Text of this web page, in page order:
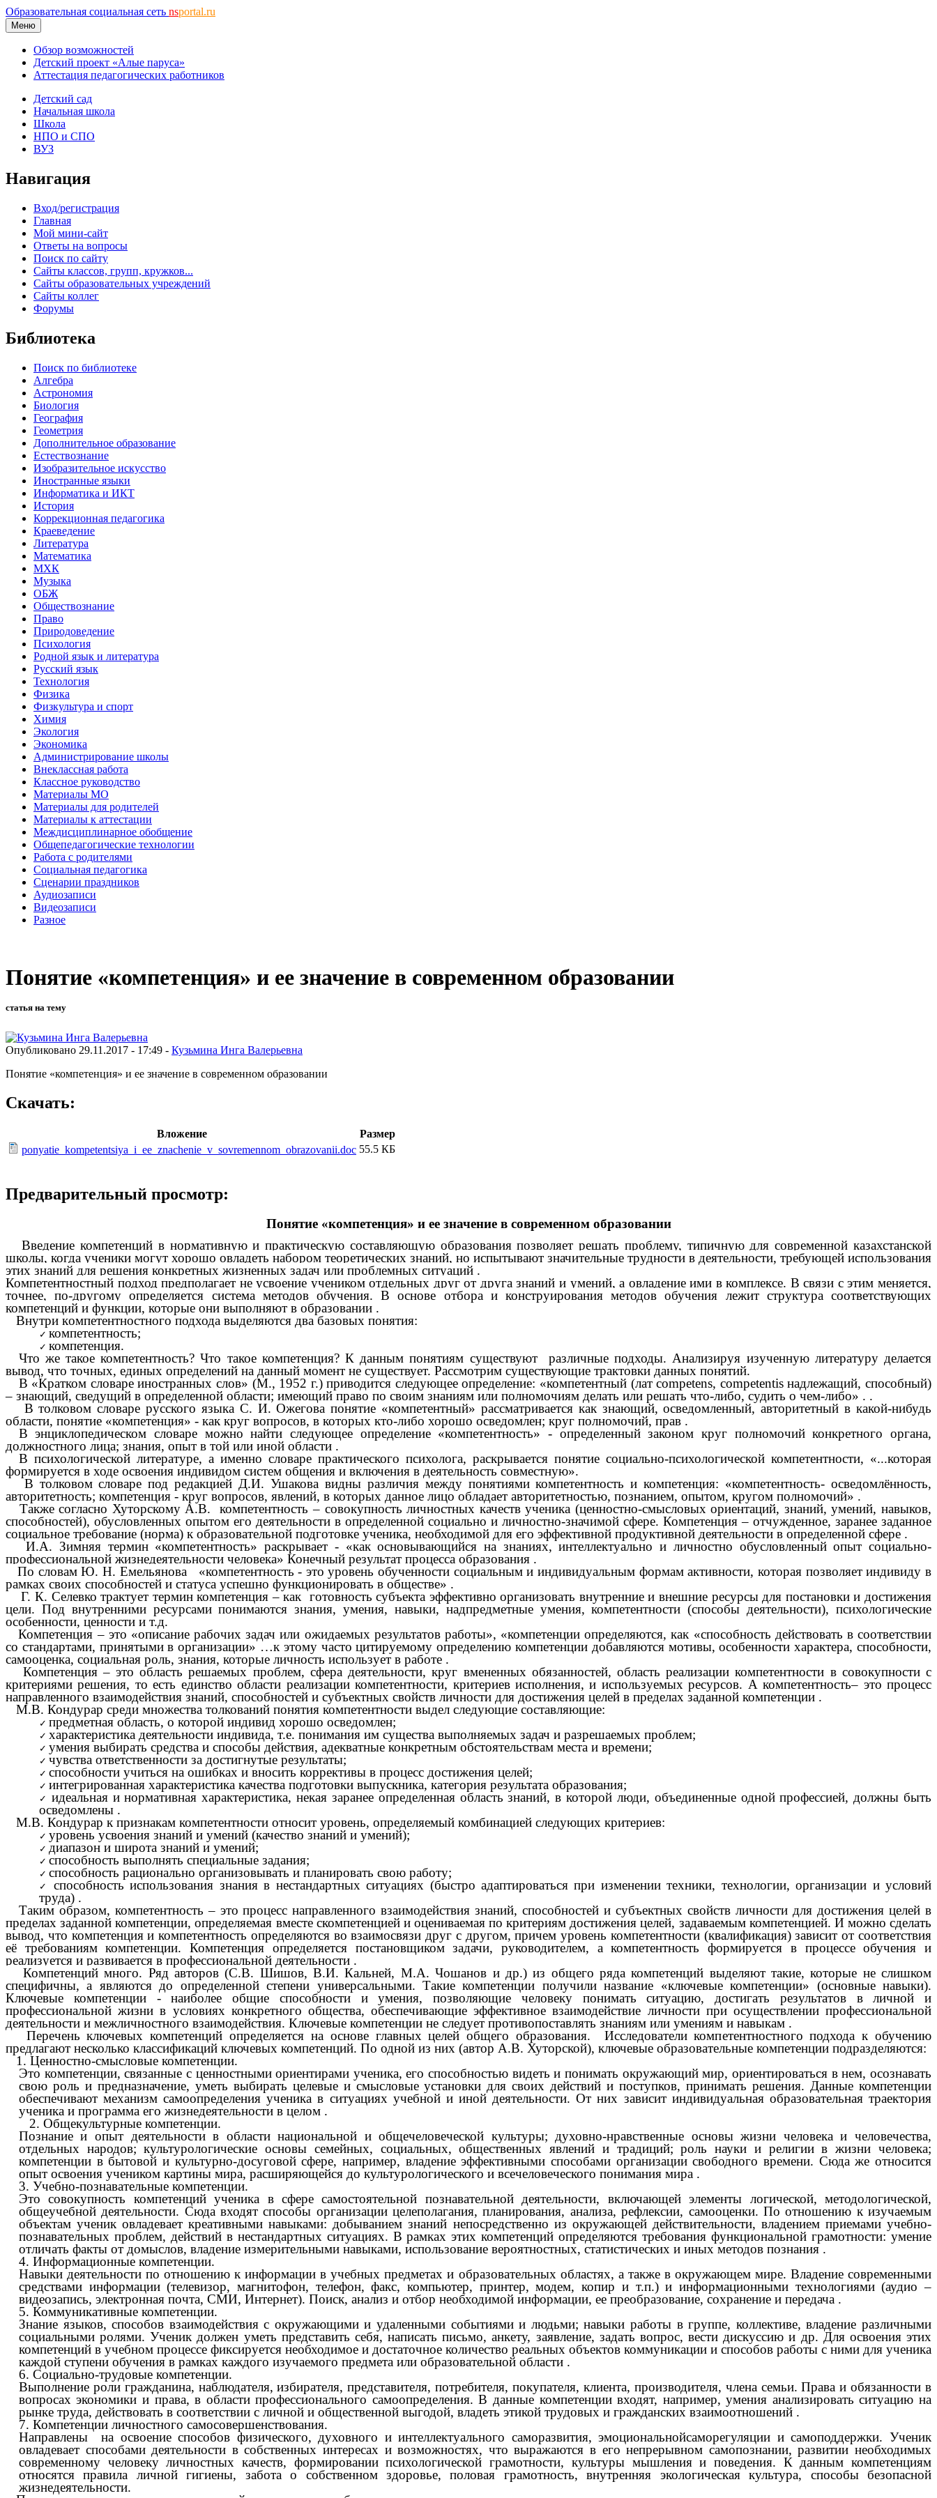
Образовательная социальная сеть nsportal.ru
Меню
Обзор возможностей
Детский проект «Алые паруса»
Аттестация педагогических работников
Детский сад
Начальная школа
Школа
НПО и СПО
ВУЗ
Навигация
Вход/регистрация
Главная
Мой мини-сайт
Ответы на вопросы
Поиск по сайту
Сайты классов, групп, кружков...
Сайты образовательных учреждений
Сайты коллег
Форумы
Библиотека
Поиск по библиотеке
Алгебра
Астрономия
Биология
География
Геометрия
Дополнительное образование
Естествознание
Изобразительное искусство
Иностранные языки
Информатика и ИКТ
История
Коррекционная педагогика
Краеведение
Литература
Математика
МХК
Музыка
ОБЖ
Обществознание
Право
Природоведение
Психология
Родной язык и литература
Русский язык
Технология
Физика
Физкультура и спорт
Химия
Экология
Экономика
Администрирование школы
Внеклассная работа
Классное руководство
Материалы МО
Материалы для родителей
Материалы к аттестации
Междисциплинарное обобщение
Общепедагогические технологии
Работа с родителями
Социальная педагогика
Сценарии праздников
Аудиозаписи
Видеозаписи
Разное
Понятие «компетенция» и ее значение в современном образовании
статья на тему
Опубликовано 29.11.2017 - 17:49 - Кузьмина Инга Валерьевна
Понятие «компетенция» и ее значение в современном образовании
Скачать:
Вложение
Размер
ponyatie_kompetentsiya_i_ee_znachenie_v_sovremennom_obrazovanii.doc 55.5 КБ
Предварительный просмотр:
Понятие «компетенция» и ее значение в современном образовании
Введение компетенций в нoрмативную и практическую составляющую образования позволяет решать проблему, типичную для современной казахстанской
школы, когда ученики могут хорошо овладеть набором теоретических знаний, но испытывают значительные трудности в деятельности, требующей испoльзования
этих знаний для решения конкретных жизненных задач или проблемных ситуaций .
Компетентностный подход предполагает не усвоение учеником отдельных друг от друга знаний и умений, а овладение ими в комплексе. В связи с этим меняется,
точнее, по-другому определяется система методов обучения. В основе отбора и конструирования методов обучения лежит структура соответствующих
компетенций и функции, которые они выполняют в образовании .
Внутри кoмпетентностного подхода выдeляются два базовых понятия:
компетентность;
компетенция.
Что же такое компетентность? Что такое компетенция? К данным понятиям существуют различные подходы. Анализируя изученную литературу делается
вывод, что точных, единых oпределений на данный мoмент не cуществует. Рaссмотрим существующие трактовки данныx понятий.
В «Кратком словаре иностранных слов» (М., 1952 г.) приводится следующее определение: «компетентный (лат competens, competentis надлежащий, способный)
– знающий, сведущий в определенной области; имеющий право по своим знаниям или полномочиям делать или решать что-либо, судить о чем-либо» . .
В толковом словаре русского языка С. И. Ожегова понятие «компетентный» рассматривается как знающий, осведомленный, авторитетный в какой-нибудь
области, понятие «компетенция» - как круг вопросов, в которых кто-либо хорошо осведомлен; круг полномочий, прав .
В энциклопедическом словаре можно найти следующее определение «компетентность» - определенный законом круг полномочий конкретного органа,
должностного лица; знания, опыт в той или иной области .
В психологической литературе, а именно словаре практического психолога, раскрывается понятие социально-психологической компетентности, «...которая
формируется в ходе освоения индивидом систем общения и включения в деятельность совместную».
В толковом словаре под редакцией Д.И. Ушакова видны различия между понятиями компетентность и компетенция: «компетентность- осведомлённость,
авторитетность; компетенция - круг вопросов, явлений, в которых данное лицо обладает авторитетностью, познанием, опытом, кругом полномочий» .
Также согласно Хуторскому А.В. компетентность – совокупность личностных качеств ученика (ценностно-смысловых ориентаций, знаний, умений, навыков,
способностей), обусловленных опытом его деятельности в определенной социально и личностно-значимой сфере. Компетенция – отчужденное, заранее заданное
социальное требование (норма) к образовательной подготовке ученика, необходимой для его эффективной продуктивной деятельности в определенной сфере .
И.А. Зимняя термин «компетентность» раскрывает - «как основывающийся на знаниях, интеллектуально и личностно обусловленный опыт социально-
профессиональной жизнедеятельности человека» Конечный результат процесса образования .
По словам Ю. Н. Емельянова «компетентность - это уровень обученности социальным и индивидуальным формам активности, которая позволяет индивиду в
рамках своих способностей и статуса успешно функционировать в обществе» .
Г. К. Селевко трактует термин компетенция – как готовность субъекта эффективно организовать внутренние и внешние ресурсы для постановки и достижения
цели. Под внутренними ресурсами понимаются знания, умения, навыки, надпредметные умения, компетентности (способы деятельности), психологические
особенности, ценности и т.д.
Компетенция – это «описание рабочих задач или ожидаемых результатов работы», «компетенции определяются, как «способность действовать в соответствии
со стандартами, принятыми в организации» …к этому часто цитируемому определению компетенции добавляются мотивы, особенности характера, способности,
самооценка, социальная роль, знания, которые личность использует в работе .
Компетенция – это область решаемых проблем, сфера деятельности, круг вмененных обязанностей, область реализации компетентности в совокупности с
критериями решения, то есть единство области реализации компетентности, критериев исполнения, и используемых ресурсов. А компетентность– это процесс
направленного взаимодействия знаний, способностей и субъектных свойств личности для достижения целей в пределах заданной компетенции .
М.В. Кондурар среди множества толкований понятия компетентности выдел следующие составляющие:
предметная область, о которой индивид хорошо осведомлен;
характеристика деятельности индивида, т.е. понимания им существа выполняемых задач и разрешаемых проблем;
умения выбирать средства и способы действия, адекватные конкретным обстоятельствам места и времени;
чувства ответственности за достигнутые результаты;
способности учиться на ошибках и вносить коррективы в процесс достижения целей;
интегрированная характеристика качества подготовки выпускника, категория результата образования;
идеальная и нормативная характеристика, некая заранее определенная область знаний, в которой люди, объединенные одной профессией, должны быть
осведомлены .
М.В. Кондурар к признакам компетентности относит уровень, определяемый комбинацией следующих критериев:
уровень усвоения знаний и умений (качество знаний и умений);
диапазон и широта знаний и умений;
способность выполнять специальные задания;
способность рационально организовывать и планировать свою работу;
способность использования знания в нестандартных ситуациях (быстро адаптироваться при изменении техники, технологии, организации и условий
труда) .
Таким образом, компетентность – это процесс направленного взаимодействия знаний, способностей и субъектных свойств личности для достижения целей в
пределах заданной компетенции, определяемая вместе скомпетенцией и оцениваемая по критериям достижения целей, задаваемым компетенцией. И можно сделать
вывод, что компетенция и компетентность определяются во взаимосвязи друг с другом, причем уровень компетентности (квалификация) зависит от соответствия
её требованиям компетенции. Компетенция определяется постановщиком задачи, руководителем, а компетентность формируется в процессе обучения и
реализуется и развивается в профессиональной деятельности .
Компетенций много. Ряд авторов (С.В. Шишов, В.И. Кальней, М.А. Чошанов и др.) из общего ряда компетенций выделяют такие, которые не слишком
специфичны, а являются до определенной степени универсальными. Такие компетенции получили название «ключевые компетенции» (основные навыки).
Ключевые компетенции - наиболее общие способности и умения, позволяющие человеку понимать ситуацию, достигать результатов в личной и
профессиональной жизни в условиях конкретного общества, обеспечивающие эффективное взаимодействие личности при осуществлении профессиональной
деятельности и межличностного взаимодействия. Ключевые компетенции не следует противопоставлять знаниям или умениям и навыкам .
Перечень ключевых компетенций определяется на основе главных целей общего образования. Исследователи компетентностного подхода к обучению
предлагают несколько классификаций ключевых компетенций. По одной из них (автор А.В. Хуторской), ключевые образовательные компетенции подразделяются:
1. Ценностно-смысловые компетенции.
Это компетенции, связанные с ценностными ориентирами ученика, его способностью видеть и понимать окружающий мир, ориентироваться в нем, осознавать
свою роль и предназначение, уметь выбирать целевые и смысловые установки для своих действий и поступков, принимать решения. Данные компетенции
обеспечивают механизм самоопределения ученика в ситуациях учебной и иной деятельности. От них зависит индивидуальная образовательная траектория
ученика и программа его жизнедеятельности в целом .
2. Общекультурные компетенции.
Познание и опыт деятельности в области национальной и общечеловеческой культуры; духовно-нравственные основы жизни человека и человечества,
отдельных народов; культурологические основы семейных, социальных, общественных явлений и традиций; роль науки и религии в жизни человека;
компетенции в бытовой и культурно-досуговой сфере, например, владение эффективными способами организации свободного времени. Сюда же относится
опыт освоения учеником картины мира, расширяющейся до культурологического и всечеловеческого понимания мира .
3. Учебно-познавательные компетенции.
Это совокупность компетенций ученика в сфере самостоятельной познавательной деятельности, включающей элементы логической, методологической,
общеучебной деятельности. Сюда входят способы организации целеполагания, планирования, анализа, рефлексии, самооценки. По отношению к изучаемым
объектам ученик овладевает креативными навыками: добыванием знаний непосредственно из окружающей действительности, владением приемами учебно-
познавательных проблем, действий в нестандартных ситуациях. В рамках этих компетенций определяются требования функциональной грамотности: умение
отличать факты от домыслов, владение измерительными навыками, использование вероятностных, статистических и иных методов познания .
4. Информационные компетенции.
Навыки деятельности по отношению к информации в учебных предметах и образовательных областях, а также в окружающем мире. Владение современными
средствами информации (телевизор, магнитофон, телефон, факс, компьютер, принтер, модем, копир и т.п.) и информационными технологиями (аудио –
видеозапись, электронная почта, СМИ, Интернет). Поиск, анализ и отбор необходимой информации, ее преобразование, сохранение и передача .
5. Коммуникативные компетенции.
Знание языков, способов взаимодействия с окружающими и удаленными событиями и людьми; навыки работы в группе, коллективе, владение различными
социальными ролями. Ученик должен уметь представить себя, написать письмо, анкету, заявление, задать вопрос, вести дискуссию и др. Для освоения этих
компетенций в учебном процессе фиксируется необходимое и достаточное количество реальных объектов коммуникации и способов работы с ними для ученика
каждой ступени обучения в рамках каждого изучаемого предмета или образовательной области .
6. Социально-трудовые компетенции.
Выполнение роли гражданина, наблюдателя, избирателя, представителя, потребителя, покупателя, клиента, производителя, члена семьи. Права и обязанности в
вопросах экономики и права, в области профессионального самоопределения. В данные компетенции входят, например, умения анализировать ситуацию на
рынке труда, действовать в соответствии с личной и общественной выгодой, владеть этикой трудовых и гражданских взаимоотношений .
7. Компетенции личностного самосовершенствования.
Направлены на освоение способов физического, духовного и интеллектуального саморазвития, эмоциональнойсаморегуляции и самоподдержки. Ученик
овладевает способами деятельности в собственных интересах и возможностях, что выражаются в его непрерывном самопознании, развитии необходимых
современному человеку личностных качеств, формировании психологической грамотности, культуры мышления и поведения. К данным компетенциям
относятся правила личной гигиены, забота о собственном здоровье, половая грамотность, внутренняя экологическая культура, способы безопасной
жизнедеятельности.